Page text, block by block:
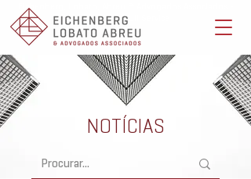
Eichenberg, Lobato, Abreu & Advogados Associados -
Advocacia Full Service
NOTÍCIAS